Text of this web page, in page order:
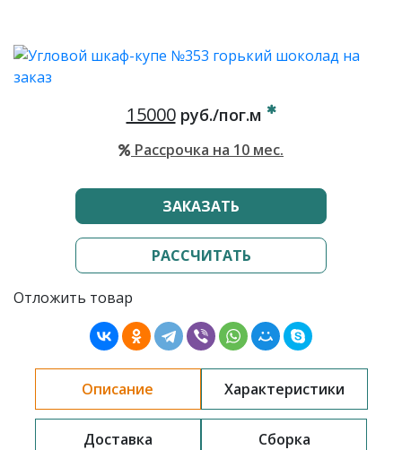
15000руб./пог.м
Рассрочка на 10 мес.
ЗАКАЗАТЬ
РАССЧИТАТЬ
Отложить товар
Описание Характеристики
Доставка Сборка